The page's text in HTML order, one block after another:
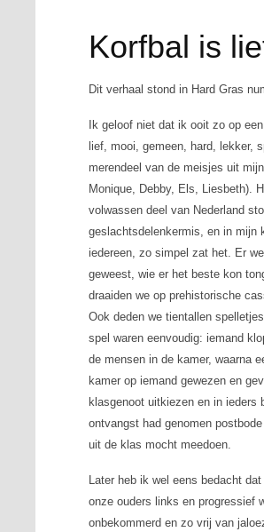
Korfbal is
Dit verhaal stond in Hard Gras
Ik geloof niet dat ik ooit zo op
lief, mooi, gemeen, hard, lekker,
merendeel van de meisjes uit
Monique, Debby, Els, Liesbeth).
volwassen deel van Nederland
geslachtsdelenkermis, en in mijn
iedereen, zo simpel zat het. Er
geweest, wie er het beste kon
draaiden we op prehistorische
Ook deden we tientallen
spel waren eenvoudig: iemand
de mensen in de kamer, waarna
kamer op iemand gewezen en
klasgenoot uitkiezen en in ieders
ontvangst had genomen
uit de klas mocht meedoen.
Later heb ik wel eens bedacht
onze ouders links en progressief
onbekommerd en zo vrij van